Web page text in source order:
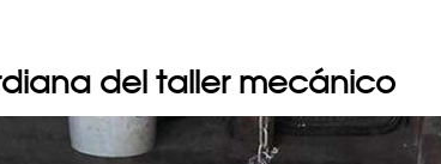
del taller mecánico